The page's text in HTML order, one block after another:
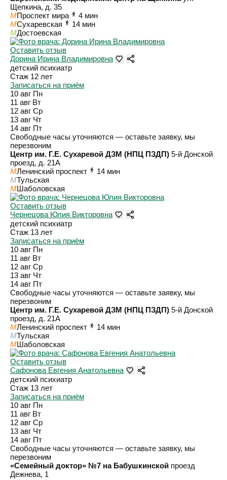
Щепкина, д. 35
MПроспект мира
4 мин
MСухаревская
14 мин
MДостоевская
Оставить отзыв
Дорина Ирина Владимировна
детский психиатр
Стаж 12 лет
Записаться на приём
10 авг Пн
11 авг Вт
12 авг Ср
13 авг Чт
14 авг Пт
Свободные часы уточняются — оставьте заявку, мы
перезвоним
Центр им. Г.Е. Сухаревой ДЗМ (НПЦ ПЗДП) 5-й Донской
проезд, д. 21А
MЛенинский проспект
14 мин
MТульская
MШаболовская
Оставить отзыв
Чернецова Юлия Викторовна
детский психиатр
Стаж 13 лет
Записаться на приём
10 авг Пн
11 авг Вт
12 авг Ср
13 авг Чт
14 авг Пт
Свободные часы уточняются — оставьте заявку, мы
перезвоним
Центр им. Г.Е. Сухаревой ДЗМ (НПЦ ПЗДП) 5-й Донской
проезд, д. 21А
MЛенинский проспект
14 мин
MТульская
MШаболовская
Оставить отзыв
Сафонова Евгения Анатольевна
детский психиатр
Стаж 13 лет
Записаться на приём
10 авг Пн
11 авг Вт
12 авг Ср
13 авг Чт
14 авг Пт
Свободные часы уточняются — оставьте заявку, мы
перезвоним
«Семейный доктор» №7 на Бабушкинской проезд
Дежнева, 1